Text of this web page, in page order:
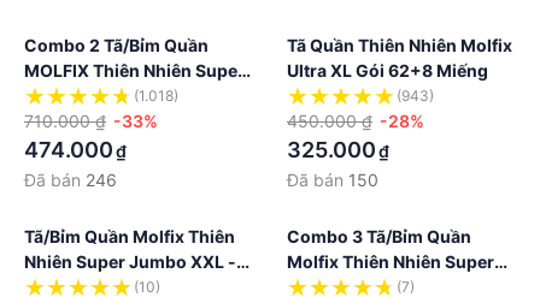
Combo 2 Tã/bỉm Quần
MOLFIX Thiên Nhiên Super
Jumbo
M60/L52/XL42/XXL38
(1.018)
710.000 ₫ -33%
474.000₫
Đã bán 246
Tã Quần Thiên Nhiên Molfix
Ultra XL Gói 62+8 Miếng
(943)
450.000 ₫ -28%
325.000₫
Đã bán 150
Tã/bỉm Quần Molfix Thiên
Nhiên Super Jumbo XXL -
C1 - Gói 44+8 Miếng
(10)
Combo 3 Tã/bỉm Quần
Molfix Thiên Nhiên Super
Jumbo C1 -
(7)